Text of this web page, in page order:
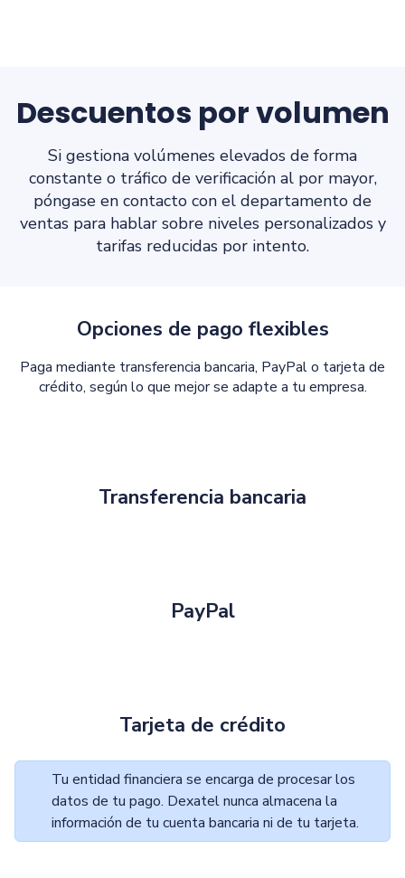
Descuentos por volumen
Si gestiona volúmenes elevados de forma
constante o tráfico de verificación al por mayor,
póngase en contacto con el departamento de
ventas para hablar sobre niveles personalizados y
tarifas reducidas por intento.
Opciones de pago flexibles
Paga mediante transferencia bancaria, PayPal o tarjeta de
crédito, según lo que mejor se adapte a tu empresa.
Transferencia bancaria
PayPal
Tarjeta de crédito
Tu entidad financiera se encarga de procesar los
datos de tu pago. Dexatel nunca almacena la
información de tu cuenta bancaria ni de tu tarjeta.